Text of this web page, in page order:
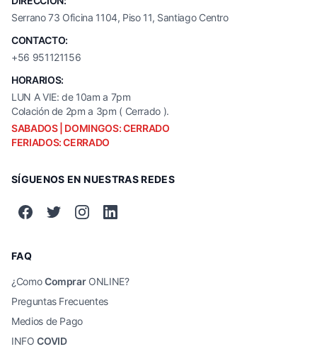
Serrano 73 Oficina 1104, Piso 11, Santiago Centro
CONTACTO:
+56 951121156
HORARIOS:
LUN A VIE: de 10am a 7pm
Colación de 2pm a 3pm ( Cerrado ).
SABADOS | DOMINGOS: CERRADO
FERIADOS: CERRADO
SÍGUENOS EN NUESTRAS REDES
FAQ
¿ComoComprarONLINE?
Preguntas Frecuentes
Medios de Pago
INFOCOVID